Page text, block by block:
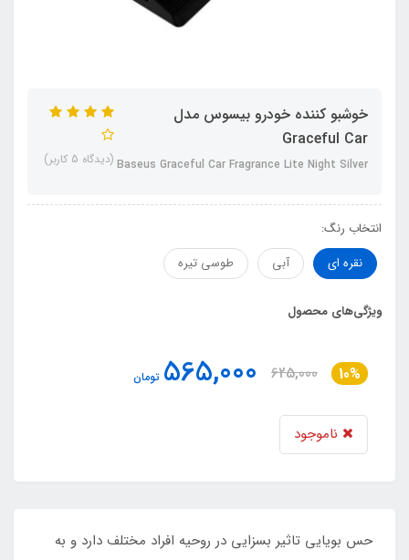
خوشبو کننده خودرو بیسوس مدل
Graceful Car
Baseus Graceful Car Fragrance Lite Night Silver (دیدگاه 5 کاربر)
انتخاب رنگ:
نقره ای
آبی طوسی تیره
ویژگی‌های محصول
10%
625,000
565,000 تومان
ناموجود
حس بویایی تاثیر بسزایی در روحیه افراد مختلف دارد و به